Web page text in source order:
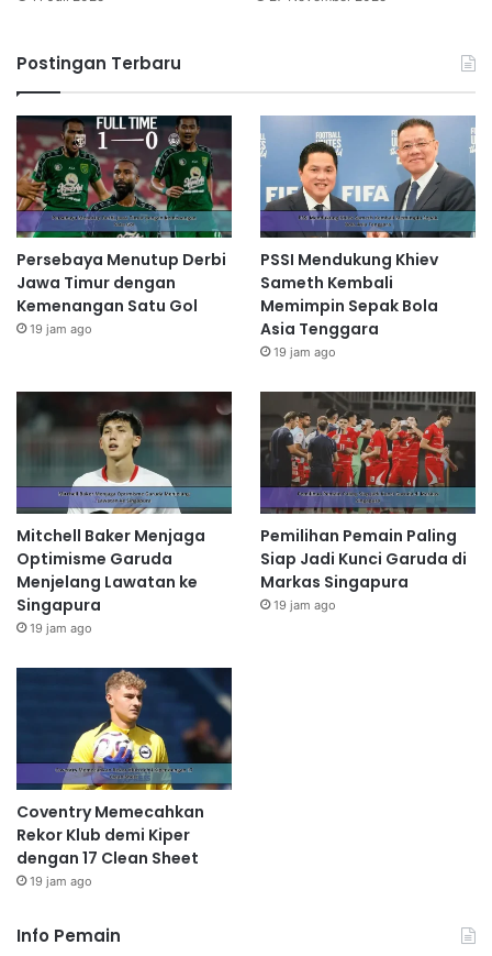
Postingan Terbaru
Persebaya Menutup Derbi
Jawa Timur dengan
Kemenangan Satu Gol
19 jam ago
PSSI Mendukung Khiev
Sameth Kembali
Memimpin Sepak Bola
Asia Tenggara
19 jam ago
Mitchell Baker Menjaga
Optimisme Garuda
Menjelang Lawatan ke
Singapura
19 jam ago
Pemilihan Pemain Paling
Siap Jadi Kunci Garuda di
Markas Singapura
19 jam ago
Coventry Memecahkan
Rekor Klub demi Kiper
dengan 17 Clean Sheet
19 jam ago
Info Pemain